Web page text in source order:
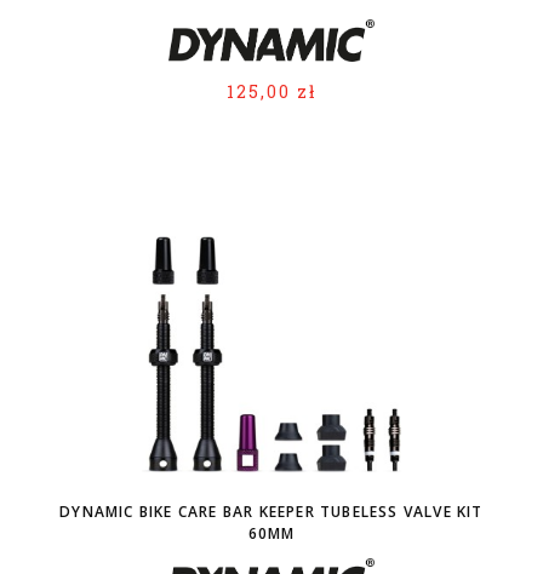
125,00 zł
DYNAMIC BIKE CARE BAR KEEPER TUBELESS VALVE KIT
60MM